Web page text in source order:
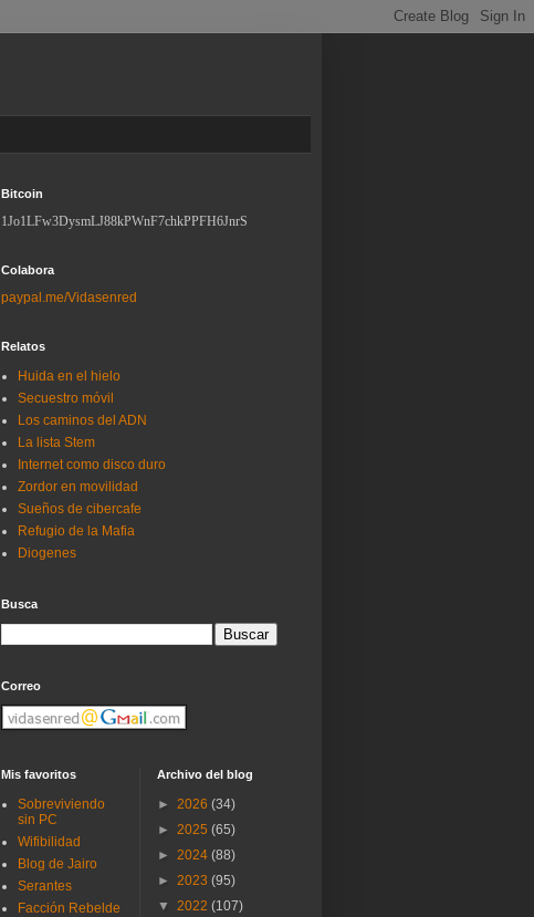
Bitcoin
1Jo1LFw3DysmLJ88kPWnF7chkPPFH6JnrS
Colabora
paypal.me/Vidasenred
Relatos
Huida en el hielo
Secuestro móvil
Los caminos del ADN
La lista Stem
Internet como disco duro
Zordor en movilidad
Sueños de cibercafe
Refugio de la Mafia
Diogenes
Busca
Correo
Mis favoritos
Sobreviviendo
sin PC
Wifibilidad
Blog de Jairo
Serantes
Facción Rebelde
Archivo del blog
► 2026 (34)
► 2025 (65)
► 2024 (88)
► 2023 (95)
▼ 2022 (107)